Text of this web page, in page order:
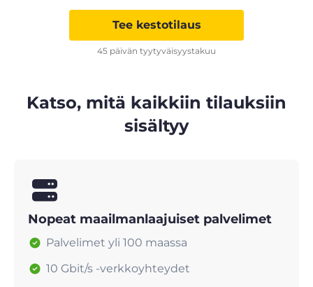
Tee kestotilaus
45 päivän tyytyväisyystakuu
Katso, mitä kaikkiin tilauksiin
sisältyy
Nopeat maailmanlaajuiset palvelimet
Palvelimet yli 100 maassa
10 Gbit/s -verkkoyhteydet